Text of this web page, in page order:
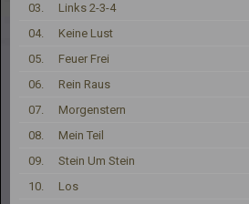
03.
Links 2-3-4
04.
Keine Lust
05.
Feuer Frei
06.
Rein Raus
07.
Morgenstern
08.
Mein Teil
09.
Stein Um Stein
10.
Los